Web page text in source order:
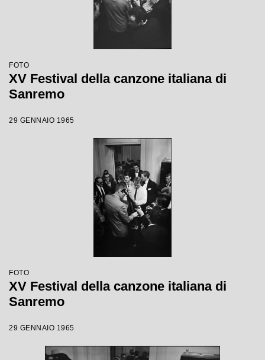
FOTO
XV Festival della canzone italiana di
Sanremo
29 GENNAIO 1965
FOTO
XV Festival della canzone italiana di
Sanremo
29 GENNAIO 1965